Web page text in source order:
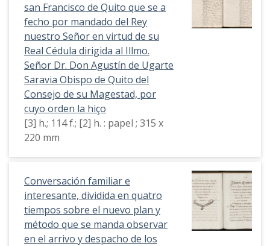
san Francisco de Quito que se a
fecho por mandado del Rey
nuestro Señor en virtud de su
Real Cédula dirigida al Illmo.
Señor Dr. Don Agustín de Ugarte
Saravia Obispo de Quito del
Consejo de su Magestad, por
cuyo orden la hiço
[3] h.; 114 f.; [2] h. : papel ; 315 x
220 mm
Conversación familiar e
interesante, dividida en quatro
tiempos sobre el nuevo plan y
método que se manda observar
en el arrivo y despacho de los